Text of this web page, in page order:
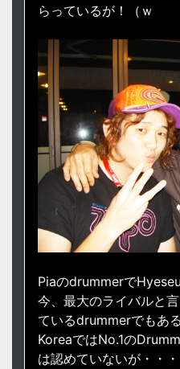
らっているが！（ｗ
Piaのdrummerで
今、最大のライバルと
ているdrummerでもある
KoreaではNo.1の
は認めていないが・・・